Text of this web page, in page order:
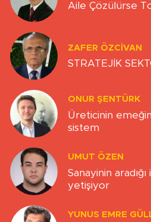
Aile Çözülürse
ZAFER ÖZCIVAN
STRATEJİK
ONUR ŞENTÜRK
Üreticinin
sistem
UMUT ÖZEN
Sanayinin
yetişiyor
YUNUS EMRE